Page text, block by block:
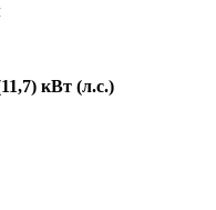
кВт (л.с.)